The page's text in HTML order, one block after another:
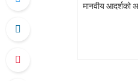
मानवीय आदर्शको